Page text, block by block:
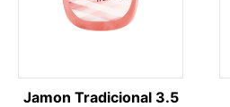
Jamon Tradicional 3.5